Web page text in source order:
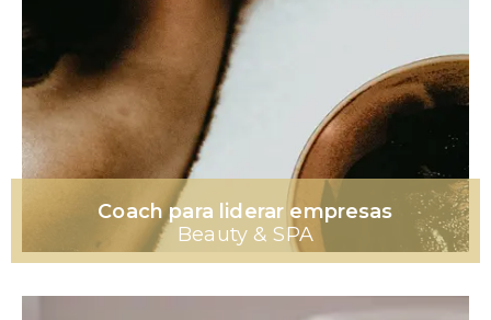
Coach para liderar empresas
Beauty & SPA